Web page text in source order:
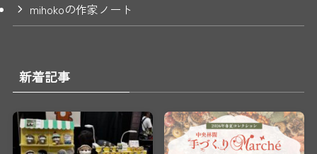
mihokoの作家ノート
新着記事